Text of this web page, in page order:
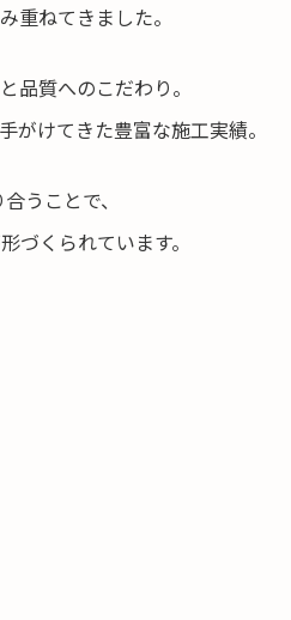
重ねてきました。
品質へのこだわり。
がけてきた豊富な施工実績。
うことで、
づくられています。